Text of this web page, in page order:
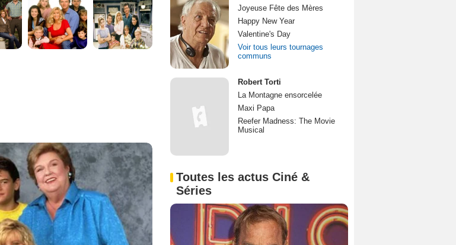
Joyeuse Fête des Mères
Happy New Year
Valentine's Day
Voir tous leurs tournages
communs
Robert Torti
La Montagne ensorcelée
Maxi Papa
Reefer Madness: The Movie
Musical
Toutes les actus Ciné &
Séries